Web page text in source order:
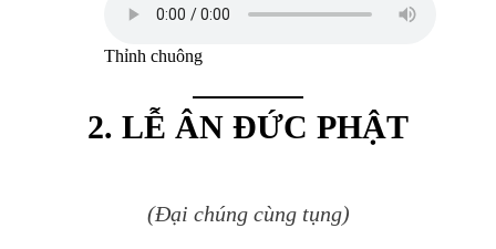
Thỉnh chuông
2. LỄ ÂN ĐỨC PHẬT
(Đại chúng cùng tụng)